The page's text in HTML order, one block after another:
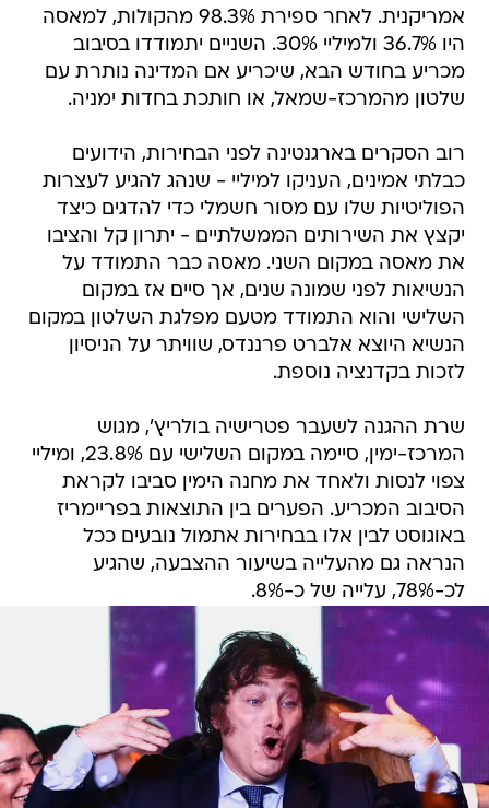
אמריקנית. לאחר ספירת 98.3% מהקולות, למאסה
היו 36.7% ולמיליי 30%. השניים יתמודדו בסיבוב
מכריע בחודש הבא, שיכריע אם המדינה נותרת עם
שלטון מהמרכז-שמאל, או חותכת בחדות ימניה.
רוב הסקרים בארגנטינה לפני הבחירות, הידועים
כבלתי אמינים, העניקו למיליי - שנהג להגיע לעצרות
הפוליטיות שלו עם מסור חשמלי כדי להדגים כיצד
יקצץ את השירותים הממשלתיים - יתרון קל והציבו
את מאסה במקום השני. מאסה כבר התמודד על
הנשיאות לפני שמונה שנים, אך סיים אז במקום
השלישי והוא התמודד מטעם מפלגת השלטון במקום
הנשיא היוצא אלברט פרננדס, שוויתר על הניסיון
לזכות בקדנציה נוספת.
שרת ההגנה לשעבר פטרישיה בולריץ', מגוש
המרכז-ימין, סיימה במקום השלישי עם 23.8%, ומיליי
צפוי לנסות ולאחד את מחנה הימין סביבו לקראת
הסיבוב המכריע. הפערים בין התוצאות בפריימריז
באוגוסט לבין אלו בבחירות אתמול נובעים ככל
הנראה גם מהעלייה בשיעור ההצבעה, שהגיע
לכ-78%, עלייה של כ-8%.